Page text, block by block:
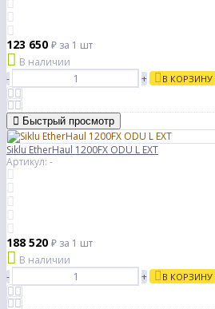
123 650 ₽ за 1 шт
В наличии
-
+ В КОРЗИНУ
Быстрый просмотр
Siklu EtherHaul 1200FX ODU L EXT
Артикул: -
188 520 ₽ за 1 шт
В наличии
-
+ В КОРЗИНУ